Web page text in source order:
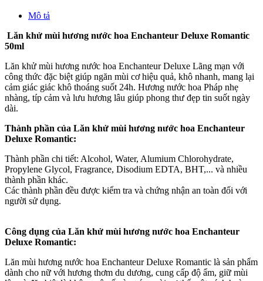
Mô tả
Lăn khử mùi hương nước hoa Enchanteur Deluxe Romantic
50ml
Lăn khử mùi hương nước hoa Enchanteur Deluxe Lãng mạn với
công thức đặc biệt giúp ngăn mùi cơ hiệu quả, khô nhanh, mang lại
cảm giác giác khô thoáng suốt 24h. Hương nước hoa Pháp nhẹ
nhàng, típ cảm và lưu hương lâu giúp phong thư đẹp tin suốt ngày
dài.
Thành phần của Lăn khử mùi hương nước hoa Enchanteur
Deluxe Romantic:
Thành phần chi tiết: Alcohol, Water, Alumium Chlorohydrate,
Propylene Glycol, Fragrance, Disodium EDTA, BHT,... và nhiều
thành phần khác.
Các thành phần đều được kiểm tra và chứng nhận an toàn đối với
người sử dụng.
Công dụng của Lăn khử mùi hương nước hoa Enchanteur
Deluxe Romantic:
Lăn mùi hương nước hoa Enchanteur Deluxe Romantic là sản phẩm
dành cho nữ với hương thơm du dương, cung cấp độ ẩm, giữ mùi